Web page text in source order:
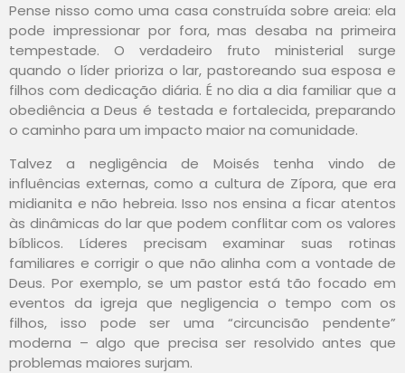
Pense nisso como uma casa construída sobre areia: ela
pode impressionar por fora, mas desaba na primeira
tempestade. O verdadeiro fruto ministerial surge
quando o líder prioriza o lar, pastoreando sua esposa e
filhos com dedicação diária. É no dia a dia familiar que a
obediência a Deus é testada e fortalecida, preparando
o caminho para um impacto maior na comunidade.
Talvez a negligência de Moisés tenha vindo de
influências externas, como a cultura de Zípora, que era
midianita e não hebreia. Isso nos ensina a ficar atentos
às dinâmicas do lar que podem conflitar com os valores
bíblicos. Líderes precisam examinar suas rotinas
familiares e corrigir o que não alinha com a vontade de
Deus. Por exemplo, se um pastor está tão focado em
eventos da igreja que negligencia o tempo com os
filhos, isso pode ser uma “circuncisão pendente”
moderna – algo que precisa ser resolvido antes que
problemas maiores surjam.